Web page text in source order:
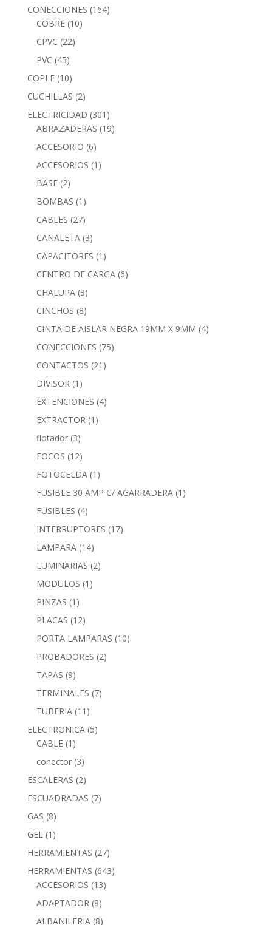
CONECCIONES (164)
COBRE (10)
CPVC (22)
PVC (45)
COPLE (10)
CUCHILLAS (2)
ELECTRICIDAD (301)
ABRAZADERAS (19)
ACCESORIO (6)
ACCESORIOS (1)
BASE (2)
BOMBAS (1)
CABLES (27)
CANALETA (3)
CAPACITORES (1)
CENTRO DE CARGA (6)
CHALUPA (3)
CINCHOS (8)
CINTA DE AISLAR NEGRA 19MM X 9MM (4)
CONECCIONES (75)
CONTACTOS (21)
DIVISOR (1)
EXTENCIONES (4)
EXTRACTOR (1)
flotador (3)
FOCOS (12)
FOTOCELDA (1)
FUSIBLE 30 AMP C/ AGARRADERA (1)
FUSIBLES (4)
INTERRUPTORES (17)
LAMPARA (14)
LUMINARIAS (2)
MODULOS (1)
PINZAS (1)
PLACAS (12)
PORTA LAMPARAS (10)
PROBADORES (2)
TAPAS (9)
TERMINALES (7)
TUBERIA (11)
ELECTRONICA (5)
CABLE (1)
conector (3)
ESCALERAS (2)
ESCUADRADAS (7)
GAS (8)
GEL (1)
HERRAMIENTAS (27)
HERRAMIENTAS (643)
ACCESORIOS (13)
ADAPTADOR (8)
ALBAÑILERIA (8)